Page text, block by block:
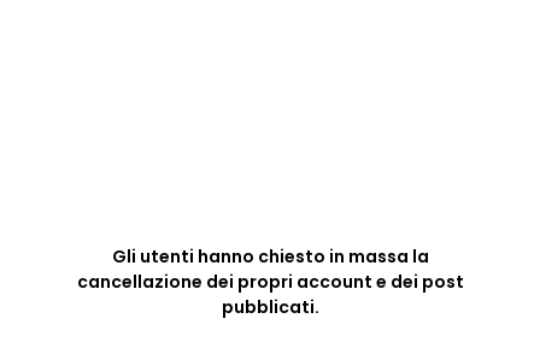
Gli utenti hanno chiesto in massa la
cancellazione dei propri account e dei post
pubblicati.